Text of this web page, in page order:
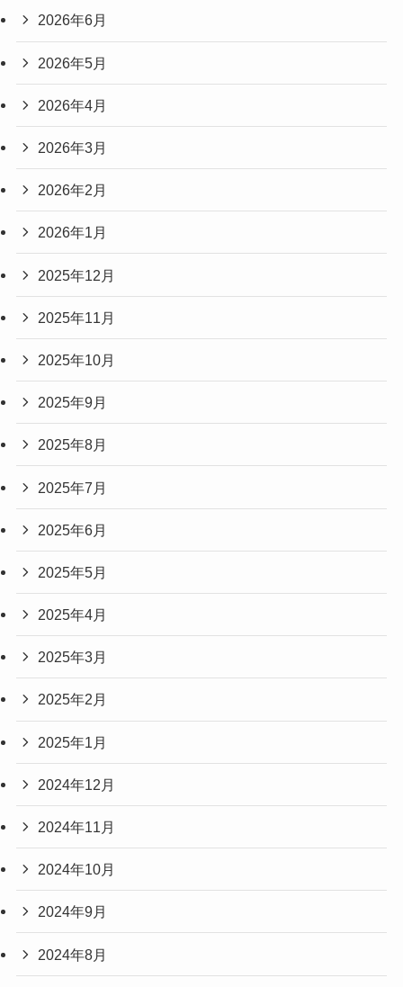
2026年6月
2026年5月
2026年4月
2026年3月
2026年2月
2026年1月
2025年12月
2025年11月
2025年10月
2025年9月
2025年8月
2025年7月
2025年6月
2025年5月
2025年4月
2025年3月
2025年2月
2025年1月
2024年12月
2024年11月
2024年10月
2024年9月
2024年8月